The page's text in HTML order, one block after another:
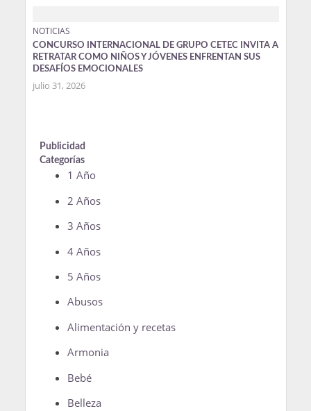
NOTICIAS
CONCURSO INTERNACIONAL DE GRUPO CETEC INVITA A
RETRATAR COMO NIÑOS Y JÓVENES ENFRENTAN SUS
DESAFÍOS EMOCIONALES
julio 31, 2026
Publicidad
Categorías
1 Año
2 Años
3 Años
4 Años
5 Años
Abusos
Alimentación y recetas
Armonia
Bebé
Belleza